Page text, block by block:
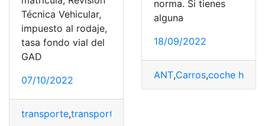
Técnica Vehicular,
impuesto al rodaje,
tasa fondo vial del
GAD
07/10/2022
transporte,transporte de mercancías
norma. Si tienes
alguna
18/09/2022
ANT,Carros,coche